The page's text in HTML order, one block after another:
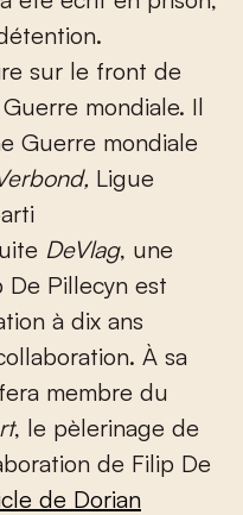
sur le front de
mondiale. Il
Guerre mondiale
Ligue
DeVlag, une
De Pillecyn est
à dix ans
À sa
membre du
, le pèlerinage de
de Filip De
de Dorian